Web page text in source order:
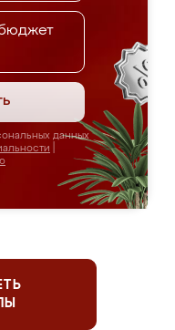
данных